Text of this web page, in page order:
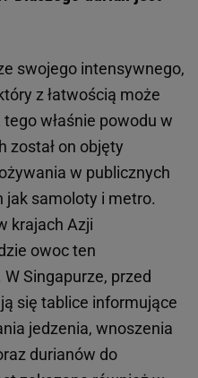
swojego intensywnego,
z łatwością może
właśnie powodu w
został on objęty
w publicznych
jak samoloty i metro.
krajach Azji
owoc ten
Singapurze, przed
się tablice informujące
jedzenia, wnoszenia
durianów do